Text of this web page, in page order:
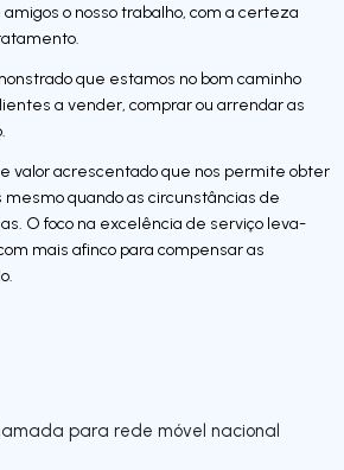
o nosso trabalho, com a certeza
que estamos no bom caminho
a vender, comprar ou arrendar as
valor acrescentado que nos permite obter
quando as circunstâncias de
O foco na excelência de serviço leva-
mais afinco para compensar as
para rede móvel nacional